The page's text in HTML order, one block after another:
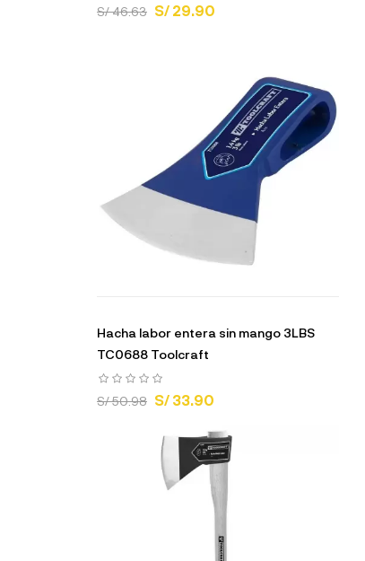
S/ 46.63 S/ 29.90
Hacha labor entera sin mango 3LBS
TC0688 Toolcraft
S/ 50.98 S/ 33.90